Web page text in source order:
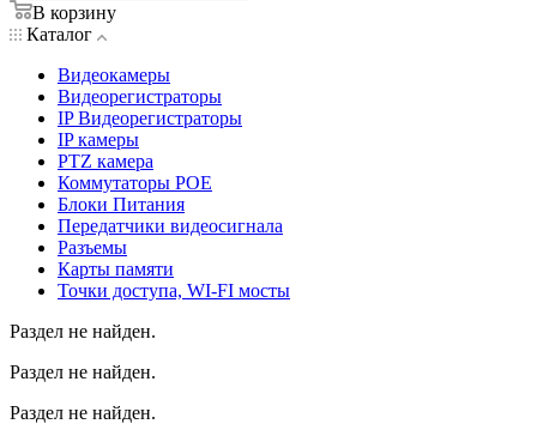
В корзину
Каталог
Видеокамеры
Видеорегистраторы
IP Видеорегистраторы
IP камеры
PTZ камера
Коммутаторы POE
Блоки Питания
Передатчики видеосигнала
Разъемы
Карты памяти
Точки доступа, WI-FI мосты
Раздел не найден.
Раздел не найден.
Раздел не найден.